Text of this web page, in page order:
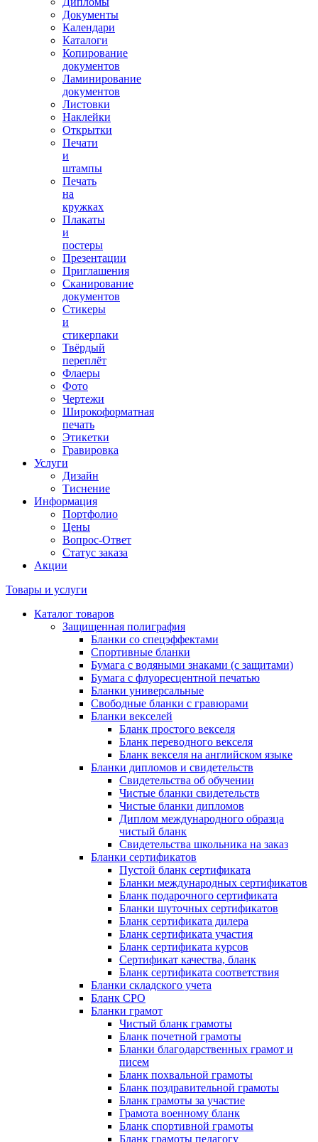
Документы
Календари
Каталоги
Копирование
документов
Ламинирование
документов
Листовки
Наклейки
Открытки
Печати
и
штампы
Печать
на
кружках
Плакаты
и
постеры
Презентации
Приглашения
Сканирование
документов
Стикеры
и
стикерпаки
Твёрдый
переплёт
Флаеры
Фото
Чертежи
Широкоформатная
печать
Этикетки
Гравировка
Услуги
Дизайн
Тиснение
Информация
Портфолио
Цены
Вопрос-Ответ
Статус заказа
Акции
Товары и услуги
Каталог товаров
Защищенная полиграфия
Бланки со спецэффектами
Спортивные бланки
Бумага с водяными знаками (с защитами)
Бумага с флуоресцентной печатью
Бланки универсальные
Свободные бланки с гравюрами
Бланки векселей
Бланк простого векселя
Бланк переводного векселя
Бланк векселя на английском языке
Бланки дипломов и свидетельств
Свидетельства об обучении
Чистые бланки свидетельств
Чистые бланки дипломов
Диплом международного образца
чистый бланк
Свидетельства школьника на заказ
Бланки сертификатов
Пустой бланк сертификата
Бланки международных сертификатов
Бланк подарочного сертификата
Бланки шуточных сертификатов
Бланк сертификата дилера
Бланк сертификата участия
Бланк сертификата курсов
Сертификат качества, бланк
Бланк сертификата соответствия
Бланки складского учета
Бланк СРО
Бланки грамот
Чистый бланк грамоты
Бланк почетной грамоты
Бланки благодарственных грамот и
писем
Бланк похвальной грамоты
Бланк поздравительной грамоты
Бланк грамоты за участие
Грамота военному бланк
Бланк спортивной грамоты
Бланк грамоты педагогу